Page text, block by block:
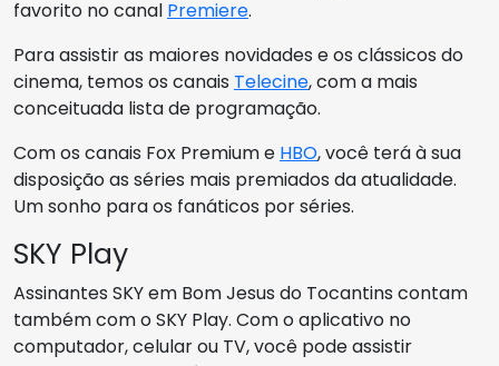
favorito no canal Premiere.
Para assistir as maiores novidades e os clássicos do
cinema, temos os canais Telecine, com a mais
conceituada lista de programação.
Com os canais Fox Premium e HBO, você terá à sua
disposição as séries mais premiados da atualidade.
Um sonho para os fanáticos por séries.
SKY Play
Assinantes SKY em Bom Jesus do Tocantins contam
também com o SKY Play. Com o aplicativo no
computador, celular ou TV, você pode assistir